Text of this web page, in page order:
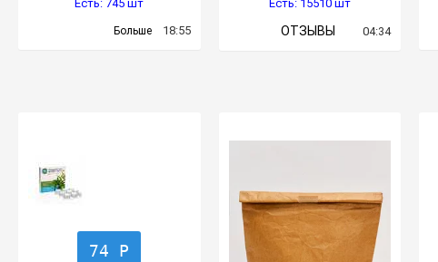
Есть: 745 шт
Больше 18:55
Есть: 15510 шт
ОТЗЫВЫ 04:34
74 Р